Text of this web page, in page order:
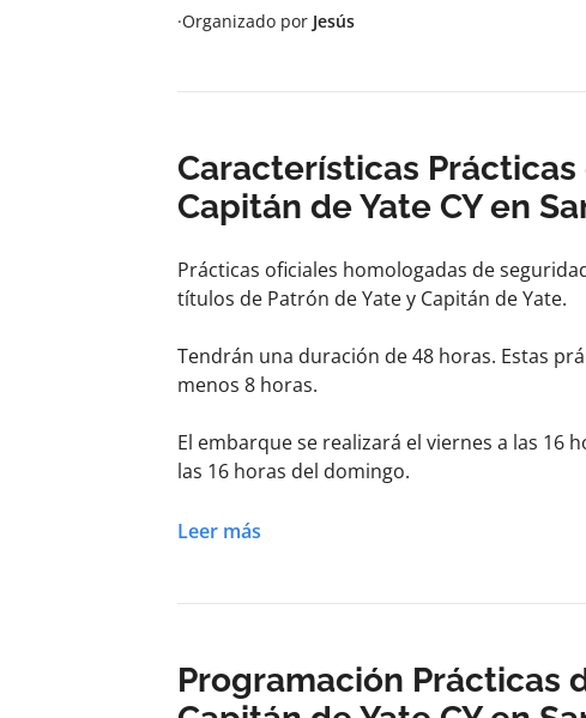
·Organizado por Jesús
Características Prácticas
Capitán de Yate CY en
Prácticas oficiales homologadas de
títulos de Patrón de Yate y Capitán de Yate.
Tendrán una duración de 48 horas. Estas
menos 8 horas.
El embarque se realizará el viernes a las
las 16 horas del domingo.
Dependiendo de las condiciones
Leer más
Programación Prácticas